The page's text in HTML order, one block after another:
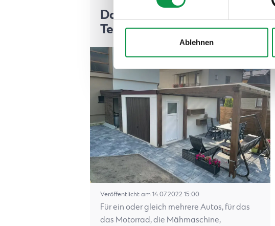
Ablehnen
Das Leben mit GARDEON –
Teil 42
Veröffentlicht am 14.07.2022 15:00
Für ein oder gleich mehrere Autos, für das
das Motorrad, die Mähmaschine,